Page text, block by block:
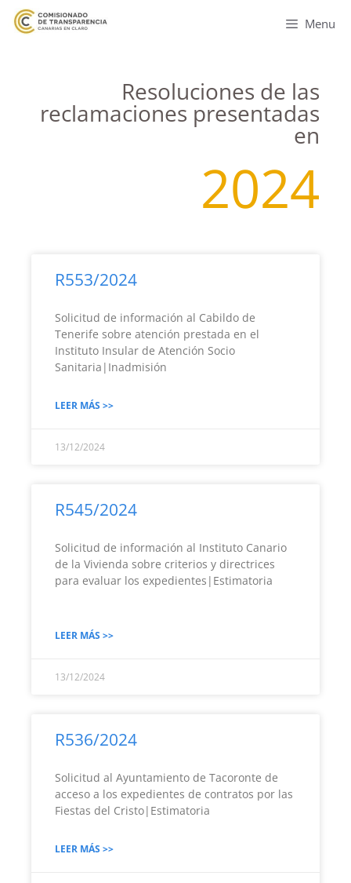
Menu
Resoluciones de las
reclamaciones presentadas
en
2024
R553/2024
Solicitud de información al Cabildo de
Tenerife sobre atención prestada en el
Instituto Insular de Atención Socio
Sanitaria|Inadmisión
LEER MÁS >>
13/12/2024
R545/2024
Solicitud de información al Instituto Canario
de la Vivienda sobre criterios y directrices
para evaluar los expedientes|Estimatoria
LEER MÁS >>
13/12/2024
R536/2024
Solicitud al Ayuntamiento de Tacoronte de
acceso a los expedientes de contratos por las
Fiestas del Cristo|Estimatoria
LEER MÁS >>